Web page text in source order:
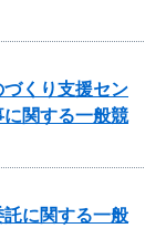
づくり支援セン
関する一般競
に関する一般